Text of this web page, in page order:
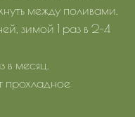
между поливами.
зимой 1 раз в 2-4
в месяц.
прохладное